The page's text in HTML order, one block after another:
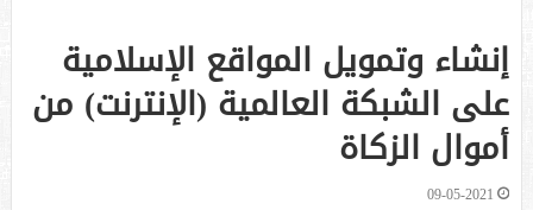
إنشاء وتمويل المواقع الإسلامية
على الشبكة العالمية (الإنترنت) من
أموال الزكاة
09-05-2021